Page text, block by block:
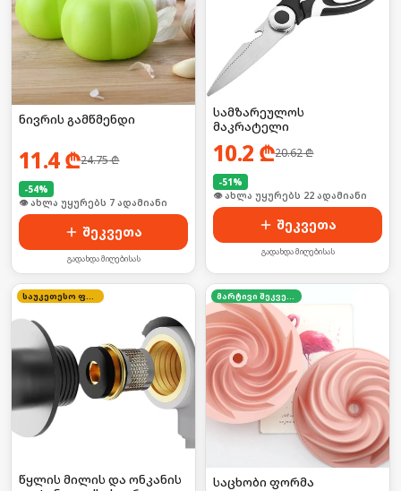
ნივრის გამწმენდი
11.4₾24.75₾
-54%
🛒 ბოლო 24სთ-ში იყიდა 8-მა
შეკვეთა
გადახდა მიღებისას
სამზარეულოს
მაკრატელი
10.2 ₾20.62₾
-51%
🛒 ბოლო 24სთ-ში იყიდა 29-მა
შეკვეთა
გადახდა მიღებისას
საუკეთესო ფასი
წყლის მილის და ონკანის
მარტივი შეკვეთა
საცხობი ფორმა